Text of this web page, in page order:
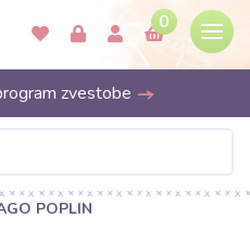
0
zvestobe
POPLIN